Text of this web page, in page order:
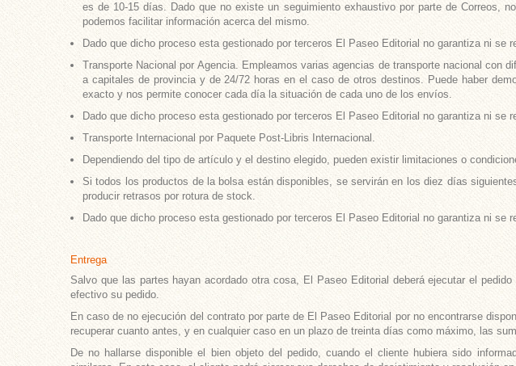
es de 10-15 días. Dado que no existe un seguimiento exhaustivo por parte de Correos,
podemos facilitar información acerca del mismo.
Dado que dicho proceso esta gestionado por terceros El Paseo Editorial no garantiza ni se
Transporte Nacional por Agencia. Empleamos varias agencias de transporte nacional
a capitales de provincia y de 24/72 horas en el caso de otros destinos. Puede haber
exacto y nos permite conocer cada día la situación de cada uno de los envíos.
Dado que dicho proceso esta gestionado por terceros El Paseo Editorial no garantiza ni se
Transporte Internacional por Paquete Post-Libris Internacional.
Dependiendo del tipo de artículo y el destino elegido, pueden existir limitaciones o
Si todos los productos de la bolsa están disponibles, se servirán en los diez días
producir retrasos por rotura de stock.
Dado que dicho proceso esta gestionado por terceros El Paseo Editorial no garantiza ni se
Entrega
Salvo que las partes hayan acordado otra cosa, El Paseo Editorial deberá ejecutar el
efectivo su pedido.
En caso de no ejecución del contrato por parte de El Paseo Editorial por no encontrarse
recuperar cuanto antes, y en cualquier caso en un plazo de treinta días como máximo, las
De no hallarse disponible el bien objeto del pedido, cuando el cliente hubiera sido